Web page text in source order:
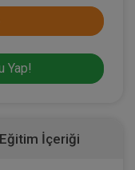
Yap!
Eğitim İçeriği